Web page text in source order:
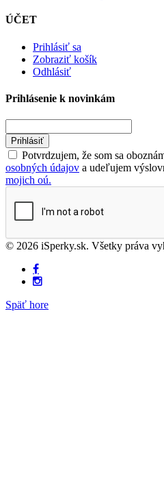
ÚČET
Prihlásiť sa
Zobraziť košík
Odhlásiť
Prihlásenie k novinkám
Prihlásiť
Potvrdzujem, že som sa
osobných údajov a udeľujem
mojich oú.
© 2026 iSperky.sk. Všetky práva
Späť hore